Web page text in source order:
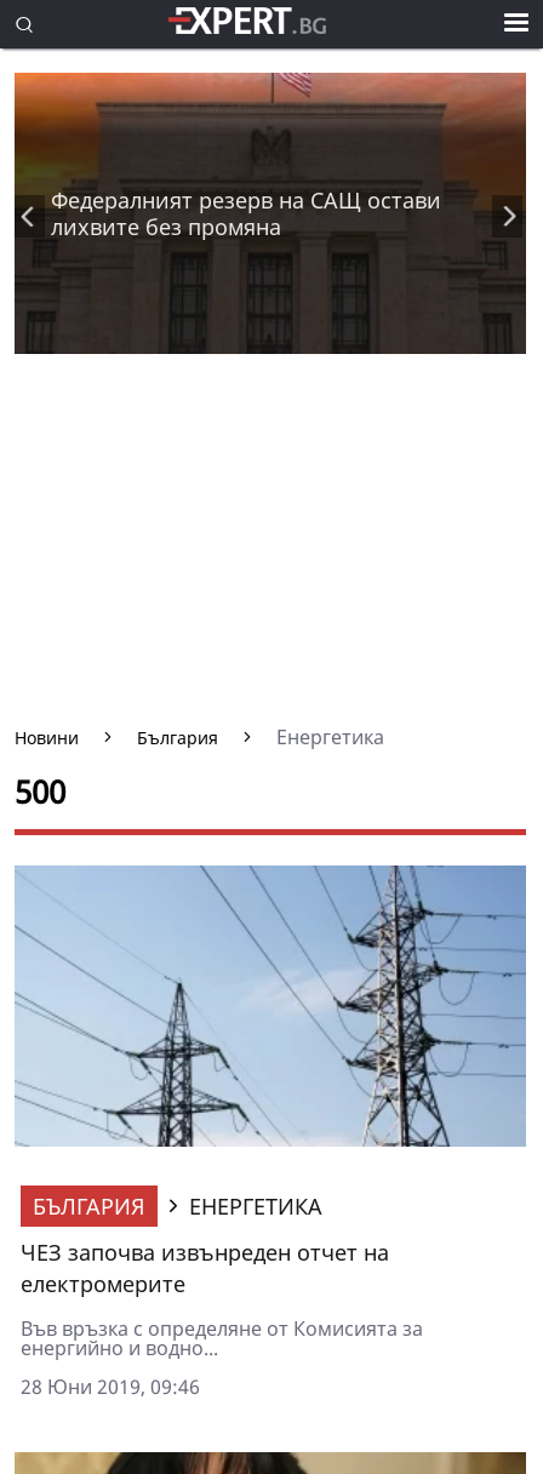
Федералният резерв на САЩ остави
лихвите без промяна
Новини България Енергетика
500
БЪЛГАРИЯ
ЕНЕРГЕТИКА
ЧЕЗ започва извънреден отчет на
електромерите
Във връзка с определяне от Комисията за
енергийно и водно...
28 Юни 2019, 09:46